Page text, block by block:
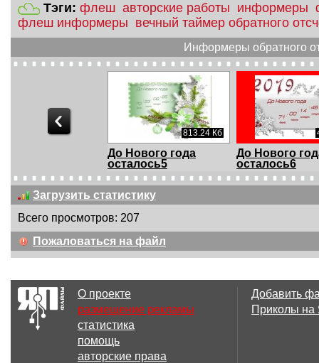
Тэги: флеш авторские работы информеры
флеш информеры вечный таймер обратного
Информеры обратного
536.07 Кб 813.24 Кб
До Нового года
осталось5
До Нового
осталось6
864.14 Кб
осталось М
Загрузить статистику
Всего просмотров: 207
Пожаловаться на файл
О проекте
размещение рекламы
статистика
помощь
авторские права
Добавить
Приколы